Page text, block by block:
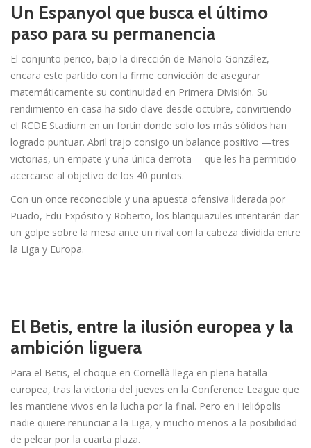
Un Espanyol que busca el último
paso para su permanencia
El conjunto perico, bajo la dirección de Manolo González,
encara este partido con la firme convicción de asegurar
matemáticamente su continuidad en Primera División. Su
rendimiento en casa ha sido clave desde octubre, convirtiendo
el RCDE Stadium en un fortín donde solo los más sólidos han
logrado puntuar. Abril trajo consigo un balance positivo —tres
victorias, un empate y una única derrota— que les ha permitido
acercarse al objetivo de los 40 puntos.
Con un once reconocible y una apuesta ofensiva liderada por
Puado, Edu Expósito y Roberto, los blanquiazules intentarán dar
un golpe sobre la mesa ante un rival con la cabeza dividida entre
la Liga y Europa.
El Betis, entre la ilusión europea y la
ambición liguera
Para el Betis, el choque en Cornellà llega en plena batalla
europea, tras la victoria del jueves en la Conference League que
les mantiene vivos en la lucha por la final. Pero en Heliópolis
nadie quiere renunciar a la Liga, y mucho menos a la posibilidad
de pelear por la cuarta plaza.